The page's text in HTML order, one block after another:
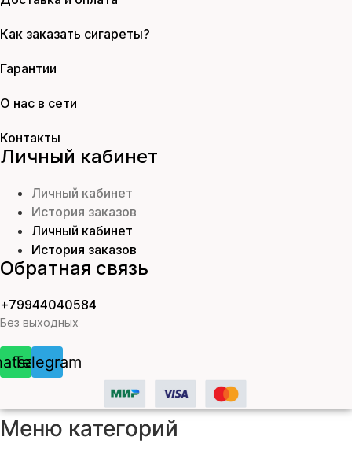
Как заказать сигареты?
Гарантии
О нас в сети
Контакты
Личный кабинет
Личный кабинет
История заказов
Личный кабинет
История заказов
Обратная связь
+79944040584
Без выходных
Telegram
Меню категорий